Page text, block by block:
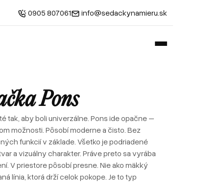
0905 807061 info@sedackynamieru.sk
Pons
tak, aby boli univerzálne. Pons ide opačne –
možnosti. Pôsobí moderne a čisto. Bez
funkcií v základe. Všetko je podriadené
a vizuálny charakter. Práve preto sa vyrába
V priestore pôsobí presne. Nie ako mäkký
línia, ktorá drží celok pokope. Je to typ